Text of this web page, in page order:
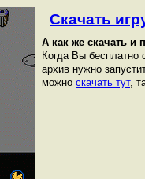
Скачать
А как же скачать и
Когда Вы бесплатно
архив нужно
можно скачать тут,